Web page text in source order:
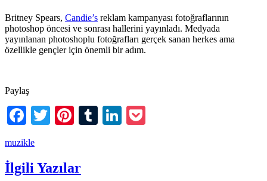
Britney Spears, Candie’s reklam kampanyası fotoğraflarının
photoshop öncesi ve sonrası hallerini yayınladı. Medyada
yayınlanan photoshoplu fotoğrafları gerçek sanan herkes ama
özellikle gençler için önemli bir adım.
Paylaş
Facebook
TwitterPinterest
TumblrLinkedIn
muzikle
İlgili Yazılar